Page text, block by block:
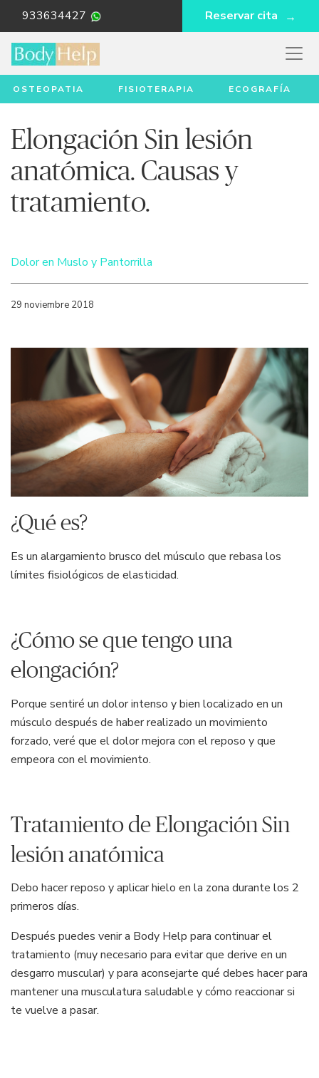
933634427 Reservar cita
OSTEOPATIA FISIOTERAPIA ECOGRAFÍA
Elongación Sin lesión
anatómica. Causas y
tratamiento.
Dolor en Muslo y Pantorrilla
29 noviembre 2018
¿Qué es?
Es un alargamiento brusco del músculo que rebasa los
límites fisiológicos de elasticidad.
¿Cómo se que tengo una
elongación?
Porque sentiré un dolor intenso y bien localizado en un
músculo después de haber realizado un movimiento
forzado, veré que el dolor mejora con el reposo y que
empeora con el movimiento.
Tratamiento de Elongación Sin
lesión anatómica
Debo hacer reposo y aplicar hielo en la zona durante los 2
primeros días.
Después puedes venir a Body Help para continuar el
tratamiento (muy necesario para evitar que derive en un
desgarro muscular) y para aconsejarte qué debes hacer para
mantener una musculatura saludable y cómo reaccionar si
te vuelve a pasar.